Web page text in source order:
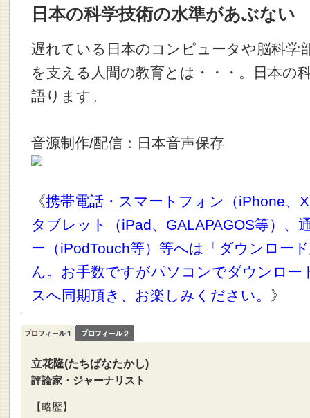
日本の科学技術の水準があぶない
遅れている日本のコンピュータや脳科学
を支える人間の教育とは・・・。日本の
語ります。
音源制作/配信：日本音声保存
《携帯電話・スマートフォン（iPhone、
タブレット（iPad、GALAPAGOS等）、
ー（iPodTouch等）等へは「ダウンロー
ん。お手数ですがパソコンでダウンロー
スへ同期頂き、お楽しみください。 》
立花隆(たちばなたかし)
評論家・ジャーナリスト
【略歴】